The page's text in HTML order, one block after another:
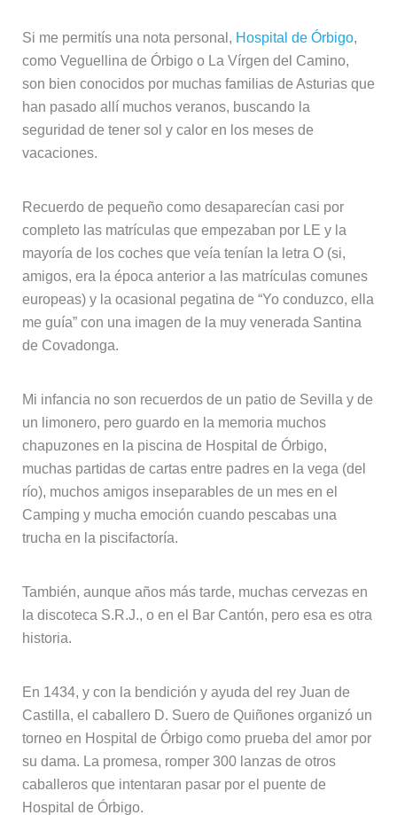
Si me permitís una nota personal, Hospital de Órbigo,
como Veguellina de Órbigo o La Vírgen del Camino,
son bien conocidos por muchas familias de Asturias que
han pasado allí muchos veranos, buscando la
seguridad de tener sol y calor en los meses de
vacaciones.
Recuerdo de pequeño como desaparecían casi por
completo las matrículas que empezaban por LE y la
mayoría de los coches que veía tenían la letra O (si,
amigos, era la época anterior a las matrículas comunes
europeas) y la ocasional pegatina de “Yo conduzco, ella
me guía” con una imagen de la muy venerada Santina
de Covadonga.
Mi infancia no son recuerdos de un patio de Sevilla y de
un limonero, pero guardo en la memoria muchos
chapuzones en la piscina de Hospital de Órbigo,
muchas partidas de cartas entre padres en la vega (del
río), muchos amigos inseparables de un mes en el
Camping y mucha emoción cuando pescabas una
trucha en la piscifactoría.
También, aunque años más tarde, muchas cervezas en
la discoteca S.R.J., o en el Bar Cantón, pero esa es otra
historia.
En 1434, y con la bendición y ayuda del rey Juan de
Castilla, el caballero D. Suero de Quiñones organizó un
torneo en Hospital de Órbigo como prueba del amor por
su dama. La promesa, romper 300 lanzas de otros
caballeros que intentaran pasar por el puente de
Hospital de Órbigo.